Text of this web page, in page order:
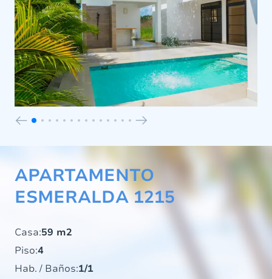
APARTAMENTO
ESMERALDA 1215
Casa:59 m2
Piso:4
Hab. / Baños:1/1